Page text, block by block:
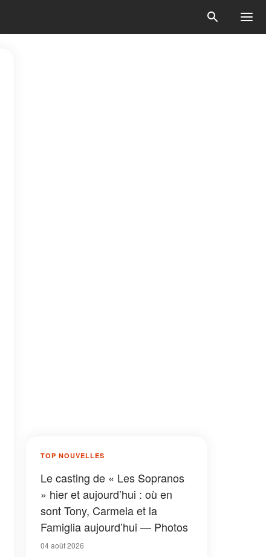
TOP NOUVELLES
Le casting de « Les Sopranos
» hier et aujourd’hui : où en
sont Tony, Carmela et la
Famiglia aujourd’hui — Photos
04 août 2026